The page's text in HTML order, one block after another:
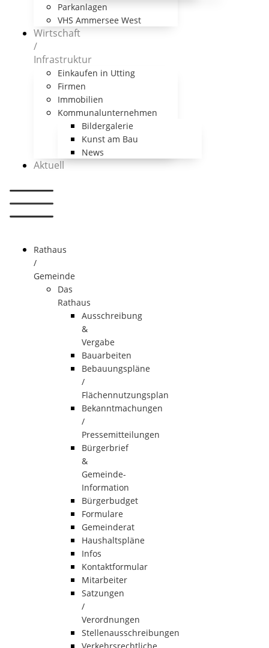
Parkanlagen
VHS Ammersee West
Wirtschaft
/
Infrastruktur
Einkaufen in Utting
Firmen
Immobilien
Kommunalunternehmen
Bildergalerie
Kunst am Bau
News
Aktuell
Rathaus
/
Gemeinde
Das
Rathaus
Ausschreibung
&
Vergabe
Bauarbeiten
Bebauungspläne
/
Flächennutzungsplan
Bekanntmachungen
/
Pressemitteilungen
Bürgerbrief
&
Gemeinde-
Information
Bürgerbudget
Formulare
Gemeinderat
Haushaltspläne
Infos
Kontaktformular
Mitarbeiter
Satzungen
/
Verordnungen
Stellenausschreibungen
Verkehrsrechtliche